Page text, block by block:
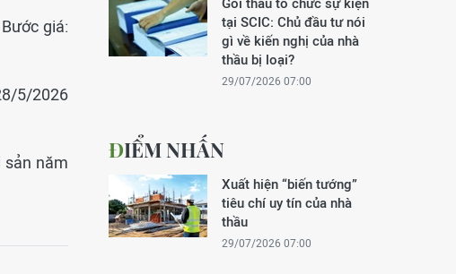
giá:
5/2026
năm
Gói thầu tổ chức sự kiện
tại SCIC: Chủ đầu tư nói
gì về kiến nghị của nhà
thầu bị loại?
29/07/2026 07:00
ĐIỂM NHẤN
Xuất hiện “biến tướng”
tiêu chí uy tín của nhà
thầu
29/07/2026 07:00